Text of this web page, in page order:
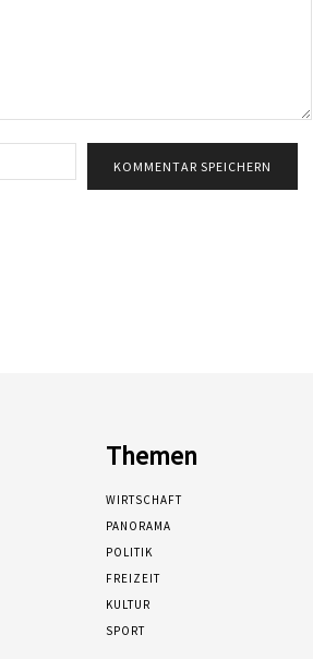
Mail:*
Themen
WIRTSCHAFT
PANORAMA
POLITIK
FREIZEIT
KULTUR
SPORT